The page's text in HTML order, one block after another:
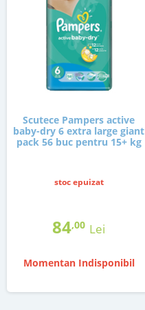
Scutece Pampers active
baby-dry 6 extra large giant
pack 56 buc pentru 15+ kg
stoc epuizat
84,00 Lei
Momentan Indisponibil